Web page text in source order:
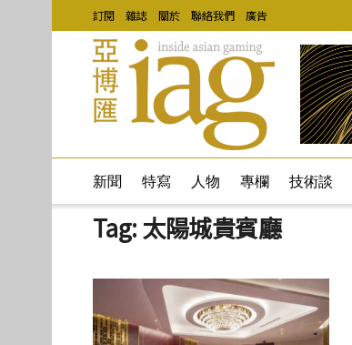
訂閱 雜誌 關於 聯絡我們 廣告
新聞 特寫 人物 專欄 技術談
Tag: 太陽城貴賓廳